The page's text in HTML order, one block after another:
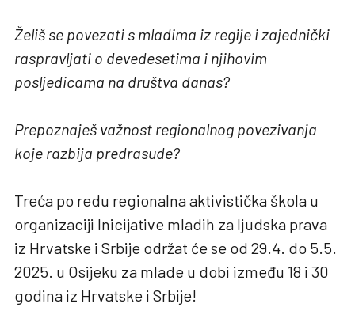
Želiš se povezati s mladima iz regije i zajednički
raspravljati o devedesetima i njihovim
posljedicama na društva danas?
Prepoznaješ važnost regionalnog povezivanja
koje razbija predrasude?
Treća po redu regionalna aktivistička škola u
organizaciji Inicijative mladih za ljudska prava
iz Hrvatske i Srbije održat će se od 29.4. do 5.5.
2025. u Osijeku za mlade u dobi između 18 i 30
godina iz Hrvatske i Srbije!